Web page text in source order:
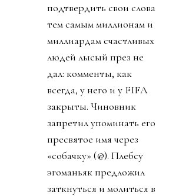
подтвердить свои слова
тем самым миллионам и
миллиардам счастливых
людей лысый през не
дал: комменты, как
всегда, у него и у FIFA
закрыты. Чиновник
запретил упоминать его
пресвятое имя через
«собачку» (@). Плебсу
эгоманьяк предложил
заткнуться и молиться в